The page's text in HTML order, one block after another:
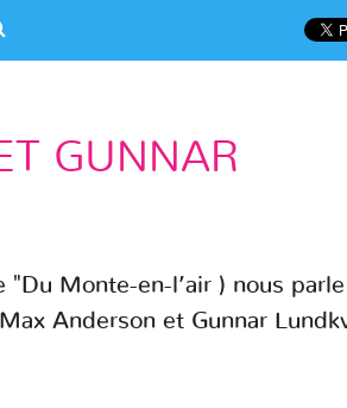
GUNNAR
"Du Monte-en-l’air ) nous
Anderson et Gunnar